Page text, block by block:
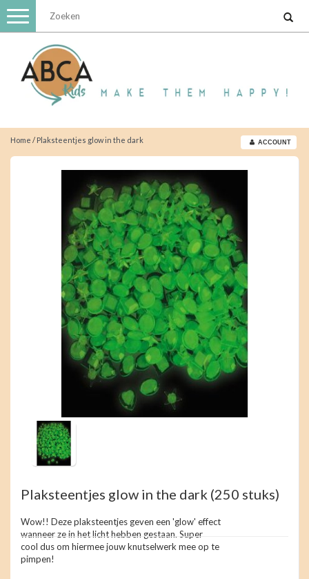
Toggle
navigation
Home / Plaksteentjes glow in the dark ACCOUNT
Plaksteentjes glow in the dark (250 stuks)
Wow!! Deze plaksteentjes geven een 'glow' effect
wanneer ze in het licht hebben gestaan. Super
cool dus om hiermee jouw knutselwerk mee op te
pimpen!